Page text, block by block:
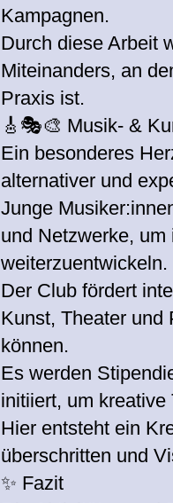
Kampagnen.
Durch diese Arbeit
Miteinanders, an
Praxis ist.
🎸🎭🎨 Musik- &
Ein besonderes
alternativer und
Junge
und Netzwerke,
weiterzuentwickeln.
Der Club fördert
Kunst, Theater und
können.
Es werden
initiiert, um
Hier entsteht ein
überschritten und
✨ Fazit